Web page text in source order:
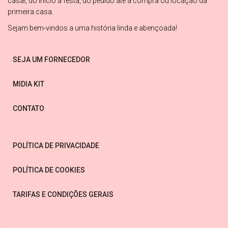
primeira casa.
Sejam bem-vindos a uma história linda e abençoada!
SEJA UM FORNECEDOR
MIDIA KIT
CONTATO
POLÍTICA DE PRIVACIDADE
POLÍTICA DE COOKIES
TARIFAS E CONDIÇÕES GERAIS